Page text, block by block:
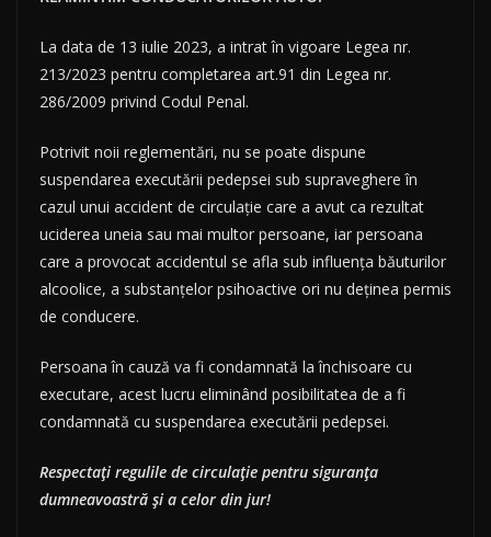
La data de 13 iulie 2023, a intrat în vigoare Legea nr.
213/2023 pentru completarea art.91 din Legea nr.
286/2009 privind Codul Penal.
Potrivit noii reglementări, nu se poate dispune
suspendarea executării pedepsei sub supraveghere în
cazul unui accident de circulație care a avut ca rezultat
uciderea uneia sau mai multor persoane, iar persoana
care a provocat accidentul se afla sub influența băuturilor
alcoolice, a substanțelor psihoactive ori nu deținea permis
de conducere.
Persoana în cauză va fi condamnată la închisoare cu
executare, acest lucru eliminând posibilitatea de a fi
condamnată cu suspendarea executării pedepsei.
Respectați regulile de circulație pentru siguranța
dumneavoastră și a celor din jur!